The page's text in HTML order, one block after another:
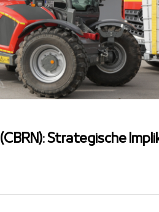
Strategische